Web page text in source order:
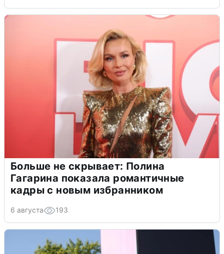
Больше не скрывает: Полина
Гагарина показала романтичные
кадры с новым избранником
6 августа 193